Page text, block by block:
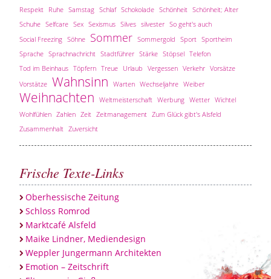
Respekt Ruhe Samstag Schlaf Schokolade Schönheit Schönheit; Alter
Schuhe Selfcare Sex Sexismus Silves silvester So geht's auch
Social Freezing Söhne Sommer Sommergold Sport Sportheim
Sprache Sprachnachricht Stadtführer Stärke Stöpsel Telefon
Tod im Beinhaus Töpfern Treue Urlaub Vergessen Verkehr Vorsätze
Vorstätze Wahnsinn Warten Wechseljahre Weiber
Weihnachten Weltmeisterschaft Werbung Wetter Wichtel
Wohlfühlen Zahlen Zeit Zeitmanagement Zum Glück gibt's Alsfeld
Zusammenhalt Zuversicht
Frische Texte-Links
Oberhessische Zeitung
Schloss Romrod
Marktcafé Alsfeld
Maike Lindner, Mediendesign
Weppler Jungermann Architekten
Emotion – Zeitschrift